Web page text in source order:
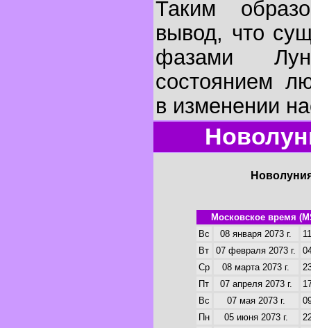
Таким
вывод, что
фазами
состоянием
в изменении
Московское время
Вс
08 января 2073 г.
Вт
07 февраля 2073 г.
Ср
08 марта 2073 г.
Пт
07 апреля 2073 г.
Вс
07 мая 2073 г.
Пн
05 июня 2073 г.